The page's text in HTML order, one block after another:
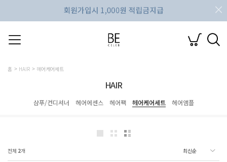
홈 HAIR 헤어케어세트
HAIR
샴푸/컨디셔너 헤어에센스 헤어팩 헤어케어세트 헤어앰플
전체 2개